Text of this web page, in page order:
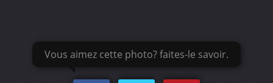
Vous aimez cette photo? faites-le savoir.